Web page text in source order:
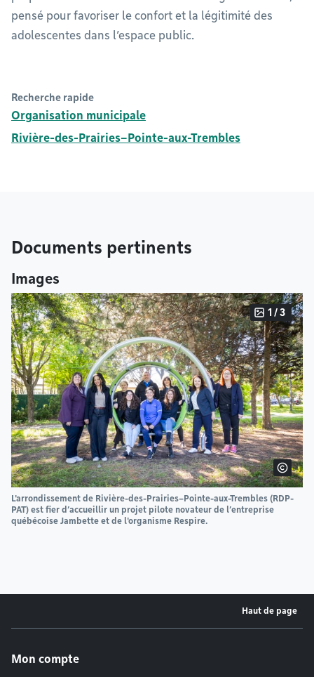
pensé pour favoriser le confort et la légitimité des
adolescentes dans l’espace public.
Recherche rapide
Organisation municipale
Rivière-des-Prairies–Pointe-aux-Trembles
Documents pertinents
Images
1 / 3
L'arrondissement de Rivière-des-Prairies–Pointe-aux-Trembles (RDP-
PAT) est fier d’accueillir un projet pilote novateur de l’entreprise
québécoise Jambette et de l'organisme Respire.
Haut de page
Mon compte